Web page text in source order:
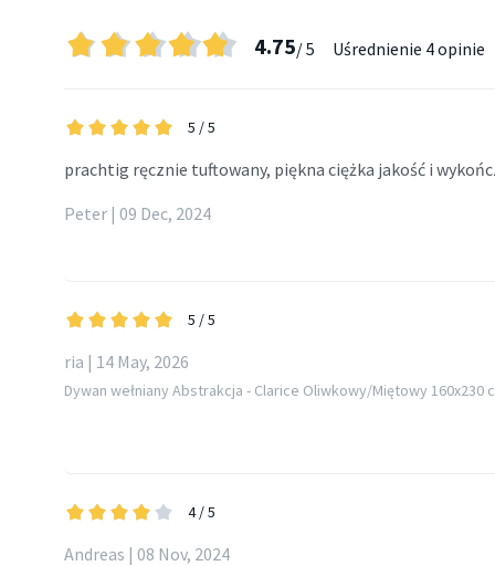
4.75/ 5 Uśrednienie 4 opinie
5 / 5
prachtig ręcznie tuftowany, piękna ciężka jakość i
Peter | 09 Dec, 2024
5 / 5
ria | 14 May, 2026
Dywan wełniany Abstrakcja - Clarice Oliwkowy/Miętowy 160x230
4 / 5
Andreas | 08 Nov, 2024